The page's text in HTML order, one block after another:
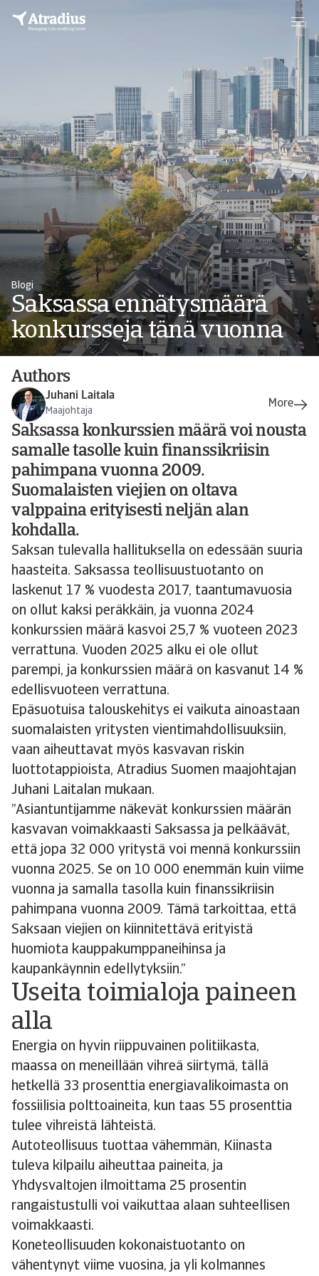
Blogi
Saksassa ennätysmäärä
konkursseja tänä vuonna
Authors
Juhani Laitala
Maajohtaja
Saksassa konkurssien määrä voi nousta
samalle tasolle kuin finanssikriisin
pahimpana vuonna 2009.
Suomalaisten viejien on oltava
valppaina erityisesti neljän alan
kohdalla.
Saksan tulevalla hallituksella on edessään suuria
haasteita. Saksassa teollisuustuotanto on
laskenut 17 % vuodesta 2017, taantumavuosia
on ollut kaksi peräkkäin, ja vuonna 2024
konkurssien määrä kasvoi 25,7 % vuoteen 2023
verrattuna. Vuoden 2025 alku ei ole ollut
parempi, ja konkurssien määrä on kasvanut 14 %
edellisvuoteen verrattuna.
Epäsuotuisa talouskehitys ei vaikuta ainoastaan
suomalaisten yritysten vientimahdollisuuksiin,
vaan aiheuttavat myös kasvavan riskin
luottotappioista, Atradius Suomen maajohtajan
Juhani Laitalan mukaan.
”Asiantuntijamme näkevät konkurssien määrän
kasvavan voimakkaasti Saksassa ja pelkäävät,
että jopa 32 000 yritystä voi mennä konkurssiin
vuonna 2025. Se on 10 000 enemmän kuin viime
vuonna ja samalla tasolla kuin finanssikriisin
pahimpana vuonna 2009. Tämä tarkoittaa, että
Saksaan viejien on kiinnitettävä erityistä
huomiota kauppakumppaneihinsa ja
kaupankäynnin edellytyksiin.”
Useita toimialoja paineen
alla
Energia on hyvin riippuvainen politiikasta,
maassa on meneillään vihreä siirtymä, tällä
hetkellä 33 prosenttia energiavalikoimasta on
fossiilisia polttoaineita, kun taas 55 prosenttia
tulee vihreistä lähteistä.
Autoteollisuus tuottaa vähemmän, Kiinasta
tuleva kilpailu aiheuttaa paineita, ja
Yhdysvaltojen ilmoittama 25 prosentin
rangaistustulli voi vaikuttaa alaan suhteellisen
voimakkaasti.
Koneteollisuuden kokonaistuotanto on
vähentynyt viime vuosina, ja yli kolmannes